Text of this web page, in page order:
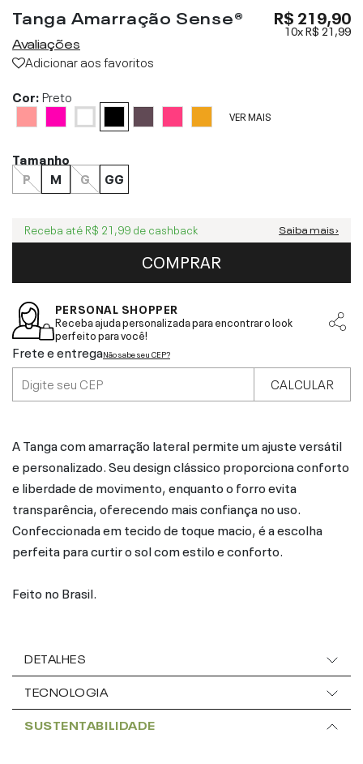
Tanga Amarração Sense®
Avaliações
Adicionar aos favoritos
R$ 219,90
10xR$ 21,99
Cor:Preto
VER MAIS
Tamanho
P
M G GG
Receba até R$ 21,99 de cashback Saiba mais ›
COMPRAR
PERSONAL SHOPPER
Receba ajuda personalizada para encontrar o look
perfeito para você!
Frete e entregaNão sabe seu CEP?
CALCULAR
A Tanga com amarração lateral permite um ajuste versátil
e personalizado. Seu design clássico proporciona conforto
e liberdade de movimento, enquanto o forro evita
transparência, oferecendo mais confiança no uso.
Confeccionada em tecido de toque macio, é a escolha
perfeita para curtir o sol com estilo e conforto.
Feito no Brasil.
DETALHES
TECNOLOGIA
SUSTENTABILIDADE